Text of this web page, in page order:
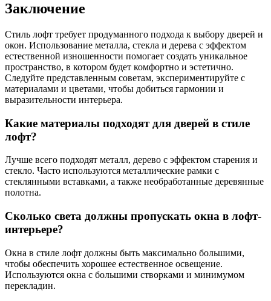
Заключение
Стиль лофт требует продуманного подхода к выбору дверей и
окон. Использование металла, стекла и дерева с эффектом
естественной изношенности помогает создать уникальное
пространство, в котором будет комфортно и эстетично.
Следуйте представленным советам, экспериментируйте с
материалами и цветами, чтобы добиться гармонии и
выразительности интерьера.
Какие материалы подходят для дверей в стиле
лофт?
Лучше всего подходят металл, дерево с эффектом старения и
стекло. Часто используются металлические рамки с
стеклянными вставками, а также необработанные деревянные
полотна.
Сколько света должны пропускать окна в лофт-
интерьере?
Окна в стиле лофт должны быть максимально большими,
чтобы обеспечить хорошее естественное освещение.
Используются окна с большими створками и минимумом
перекладин.